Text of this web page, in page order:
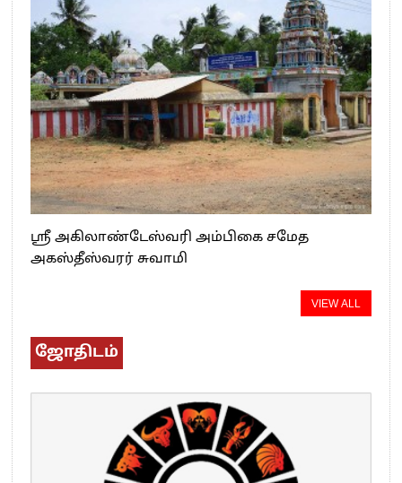
ஸ்ரீ அகிலாண்டேஸ்வரி அம்பிகை சமேத
அகஸ்தீஸ்வரர் சுவாமி
VIEW ALL
ஜோதிடம்